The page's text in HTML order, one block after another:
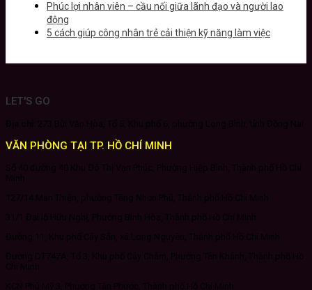
Phúc lợi nhân viên – cầu nối giữa lãnh đạo và người lao
động
5 cách giúp công nhân trẻ cải thiện kỹ năng làm việc
LET'S GO
VĂN PHÒNG TẠI TP. HỒ CHÍ MINH